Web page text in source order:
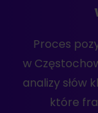
Proces
w
analizy słów
które